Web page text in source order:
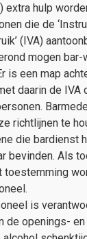
extra hulp
die de
(IVA)
mogen bar-
is een map
daarin de IVA
richtlijnen te
die bardienst
bevinden. Als
toestemming
is
de openings-